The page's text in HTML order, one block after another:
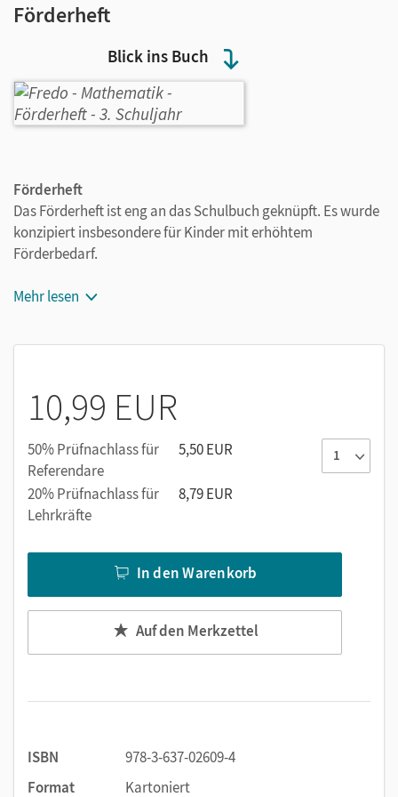
Blick ins Buch
Förderheft
Förderheft
Das Förderheft ist eng an das Schulbuch geknüpft. Es wurde
konzipiert insbesondere für Kinder mit erhöhtem
Förderbedarf.
Übersichtliche und klare Seitenstruktur
Mehr lesen
10,99 EUR
50% Prüfnachlass für
Referendare
5,50 EUR
20% Prüfnachlass für
Lehrkräfte
8,79 EUR
In den Warenkorb
Auf den Merkzettel
ISBN
978-3-637-02609-4
Format
Kartoniert